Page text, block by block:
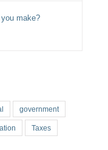
make?
government
Taxes